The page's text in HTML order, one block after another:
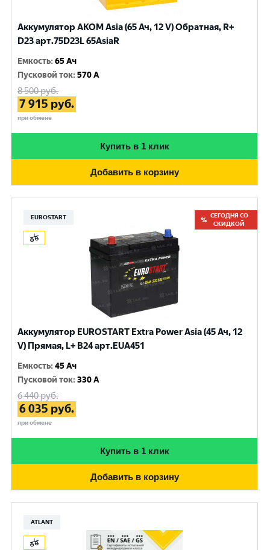
Аккумулятор AKOM Asia (65 Ач, 12 V) Обратная, R+
D23 арт.75D23L 65AsiaR
Емкость:65 Ач
Пусковой ток:570 A
8 500руб.
7 915 руб.
при обмене
Купить в 1 клик
Добавить в корзину
EUROSTART
СЕГОДНЯ СО
СКИДКОЙ
Аккумулятор EUROSTART Extra Power Asia (45 Ач, 12
V) Прямая, L+ B24 арт.EUA451
Емкость:45 Ач
Пусковой ток:330 A
6 440руб.
6 035 руб.
при обмене
Купить в 1 клик
Добавить в корзину
ATLANT